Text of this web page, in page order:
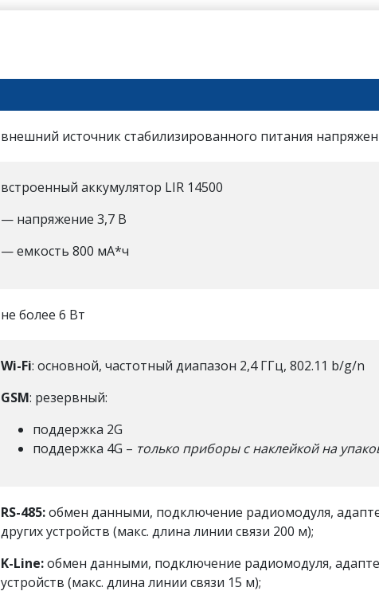
внешний источник стабилизированного питания
встроенный аккумулятор LIR 14500
— напряжение 3,7 В
— емкость 800 мА*ч
не более 6 Вт
Wi-Fi: основной, частотный диапазон 2,4 ГГц, 802.11 b/g/n
GSM: резервный:
поддержка 2G
поддержка 4G – только приборы с наклейкой на
RS-485:обмен данными, подключение радиомодуля,
других устройств (макс. длина линии связи 200 м);
K-Line:обмен данными, подключение радиомодуля,
устройств (макс. длина линии связи 15 м);